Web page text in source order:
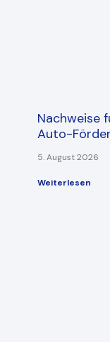
Nachweise
Auto-
5. August 2026
Weiterlesen